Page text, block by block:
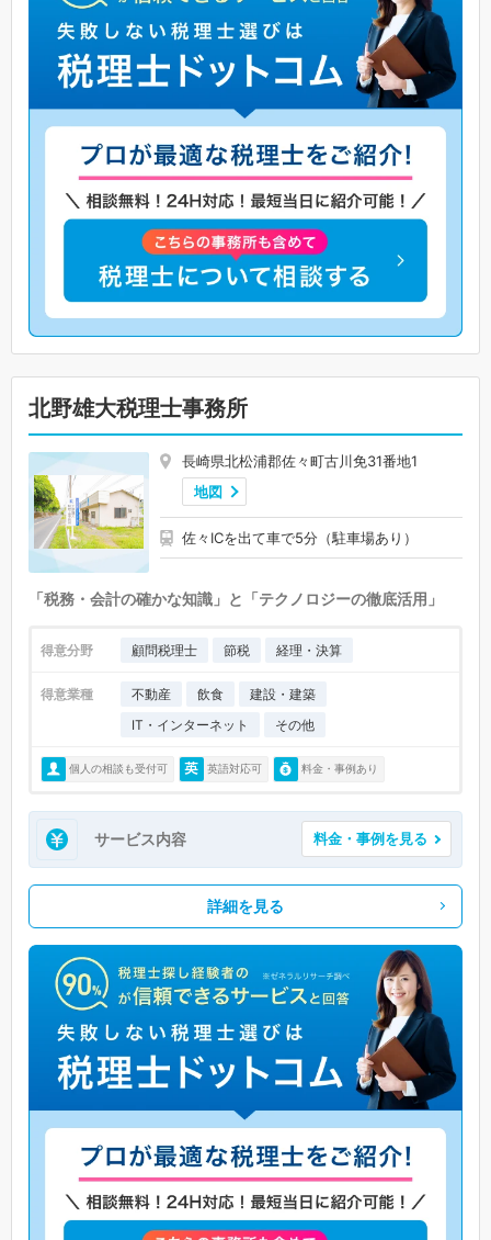
北野雄大税理士事務所
長崎県北松浦郡佐々町古川免31番地1
地図
佐々ICを出て車で5分（駐車場あり）
「税務・会計の確かな知識」と「テクノロジーの徹底活用」
得意分野 顧問税理士 節税 経理・決算
得意業種 不動産 飲食
建設・建築
IT・インターネット
その他
個人の相談も受付可 英語対応可 料金・事例あり
サービス内容 料金・事例を見る
詳細を見る